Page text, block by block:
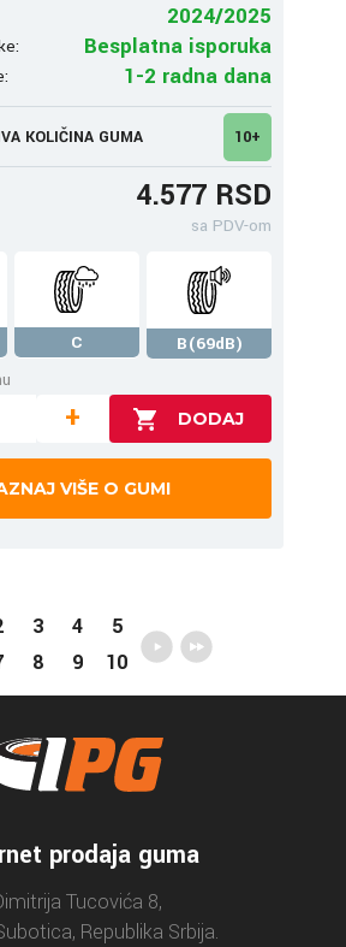
2024/2025
Besplatna isporuka
1-2 radna dana
KOLIČINA GUMA 10+
4.577 RSD
sa PDV-om
C
B(69dB)
+
VIŠE O GUMI
3 4
5
8 9 10
prodaja guma
Tucovića 8,
Republika Srbija.